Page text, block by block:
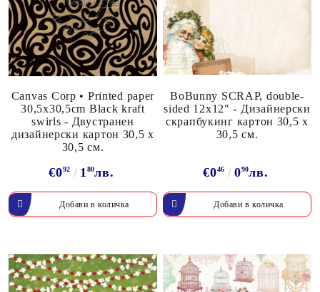
Canvas Corp • Printed paper
30,5x30,5cm Black kraft
swirls - Двустранен
дизайнерски картон 30,5 х
30,5 см.
€092 1 80лв.
BoBunny SCRAP, double-
sided 12x12" - Дизайнерски
скрапбукинг картон 30,5 х
30,5 см.
€046 090лв.